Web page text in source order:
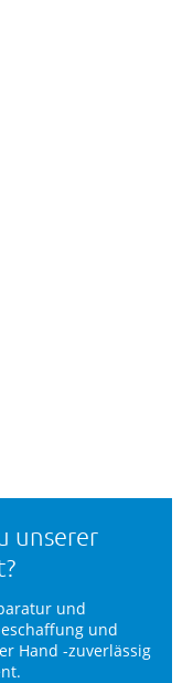
unserer
und
und
Hand -zuverlässig